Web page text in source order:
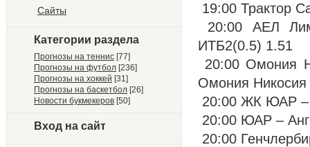
Сайты
Категории раздела
Прогнозы на теннис [77]
Прогнозы на футбол [236]
Прогнозы на хоккей [31]
Прогнозы на баскетбол [26]
Новости букмекеров [50]
Вход на сайт
19:00 Трактор
20:00 АЕЛ
ИТБ2(0.5) 1.51
20:00 Омония
Омония
20:00 ЖК ЮАР –
20:00 ЮАР –
20:00